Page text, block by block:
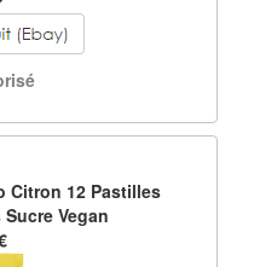
Citron 12 Pastilles
Vegan